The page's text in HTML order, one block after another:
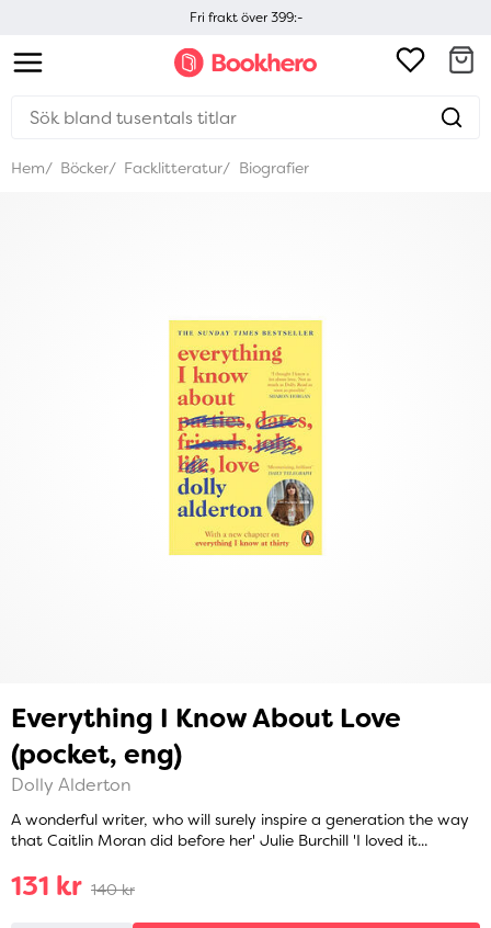
Fri frakt över 399:-
Hem Böcker Facklitteratur Biografier
Everything I Know About Love
(pocket, eng)
Dolly Alderton
A wonderful writer, who will surely inspire a generation the way
that Caitlin Moran did before her' Julie Burchill 'I loved it...
131 kr 140 kr